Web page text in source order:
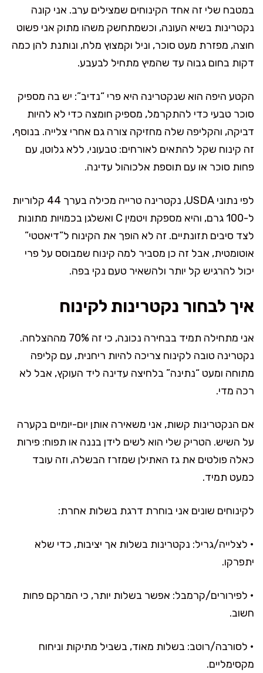
במטבח שלי זה אחד הקינוחים שמצילים ערב. אני קונה
נקטרינות בשיא העונה, וכשמתחשק משהו מתוק אני פשוט
חוצה, מפזרת מעט סוכר, וניל וקמצוץ מלח, ונותנת להן כמה
דקות בחום גבוה עד שהמיץ מתחיל לבעבע.
הקטע היפה הוא שנקטרינה היא פרי “נדיב”: יש בה מספיק
סוכר טבעי כדי להתקרמל, מספיק חומצה כדי לא להיות
דביקה, והקליפה שלה מחזיקה צורה גם אחרי צלייה. בנוסף,
זה קינוח שקל להתאים לאורחים: טבעוני, ללא גלוטן, עם
פחות סוכר או עם תוספת אלכוהול עדינה.
לפי נתוני USDA, נקטרינה טרייה מכילה בערך 44 קלוריות
ל-100 גרם, והיא מספקת ויטמין C ואשלגן בכמויות מתונות
לצד סיבים תזונתיים. זה לא הופך את הקינוח ל”דיאטטי”
אוטומטית, אבל זה כן מסביר למה קינוח שמבוסס על פרי
יכול להרגיש קל יותר ולהשאיר טעם נקי בפה.
איך לבחור נקטרינות לקינוח
אני מתחילה תמיד בבחירה נכונה, כי זה 70% מההצלחה.
נקטרינה טובה לקינוח צריכה להיות ריחנית, עם קליפה
מתוחה ומעט “נתינה” בלחיצה עדינה ליד העוקץ, אבל לא
רכה מדי.
אם הנקטרינות קשות, אני משאירה אותן יום-יומיים בקערה
על השיש. הטריק שלי הוא לשים לידן בננה או תפוח: פירות
כאלה פולטים את גז האתילן שמזרז הבשלה, וזה עובד
כמעט תמיד.
לקינוחים שונים אני בוחרת דרגת בשלות אחרת:
• לצלייה/גריל: נקטרינות בשלות אך יציבות, כדי שלא
יתפרקו.
• לפירורים/קרמבל: אפשר בשלות יותר, כי המרקם פחות
חשוב.
• לסורבה/רוטב: בשלות מאוד, בשביל מתיקות וניחוח
מקסימליים.